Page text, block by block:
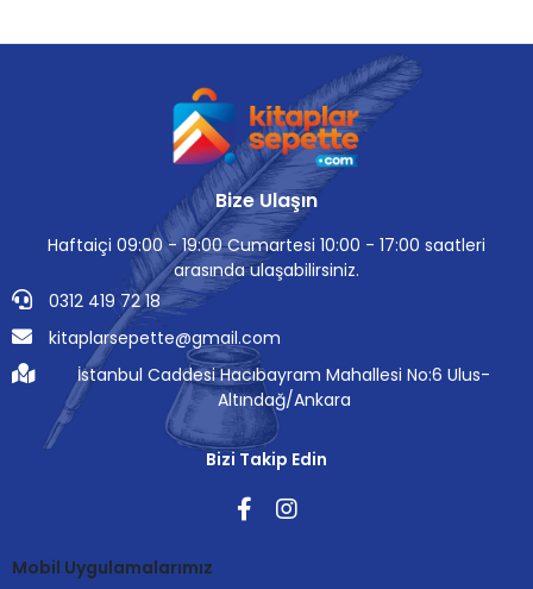
Bize Ulaşın
Haftaiçi 09:00 - 19:00 Cumartesi 10:00 - 17:00 saatleri
arasında ulaşabilirsiniz.
0312 419 72 18
kitaplarsepette@gmail.com
İstanbul Caddesi Hacıbayram Mahallesi No:6 Ulus-
Altındağ/Ankara
Bizi Takip Edin
Mobil Uygulamalarımız